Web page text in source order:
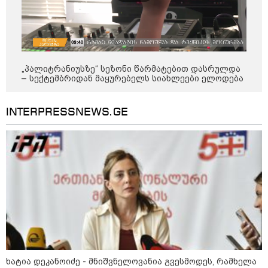
როგორ ჩავიცვათ 40 წლის
შემდეგ: მილიონერების
სტილისტის 8 ოქროს წესი და
აუცილებელი სამოსი
მსოფლიო
„პალიტრანიუსზე“ სეზონი წარმატებით დასრულდა
– სექტემბრიდან მაყურებელს სიახლეები ელოდება
INTERPRESSNEWS.GE
ხატია დეკანოიძე - მნიშვნელოვანია გვესმოდეს, რამხელა